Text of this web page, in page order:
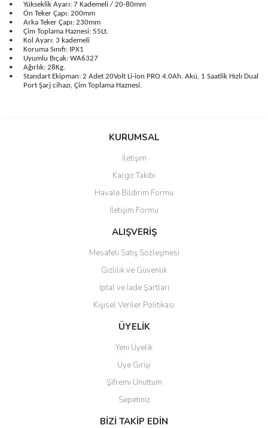
•
Yükseklik Ayarı: 7 Kademeli / 20-80mm
•
Ön Teker Çapı: 200mm
•
Arka Teker Çapı: 230mm
•
Çim Toplama Haznesi: 55Lt.
•
Kol Ayarı: 3 kademeli
•
Koruma Sınıfı: IPX1
•
Uyumlu Bıçak: WA6327
•
Ağırlık: 28Kg.
•
Standart Ekipman: 2 Adet 20Volt Li-ion PRO 4.0Ah. Akü, 1 Saatlik Hızlı Dual
Port Şarj cihazı, Çim Toplama Haznesi.
Bu ürüne ilk yorumu siz yapın!
Ürün resmi kalitesiz, bozuk veya görüntülenemiyor.
Ürün açıklamasında eksik bilgiler bulunuyor.
Ürün bilgilerinde hatalar bulunuyor.
Ürün fiyatı diğer sitelerden daha pahalı.
Gönder
KURUMSAL
İletişim
Kargo Takibi
Havale Bildirim Formu
İletişim Formu
ALIŞVERİŞ
Mesafeli Satış Sözleşmesi
Gizlilik ve Güvenlik
İptal ve İade Şartları
Kişisel Veriler Politikası
ÜYELİK
Yeni Üyelik
Üye Girişi
Şifremi Unuttum
Sepetiniz
BİZİ TAKİP EDİN